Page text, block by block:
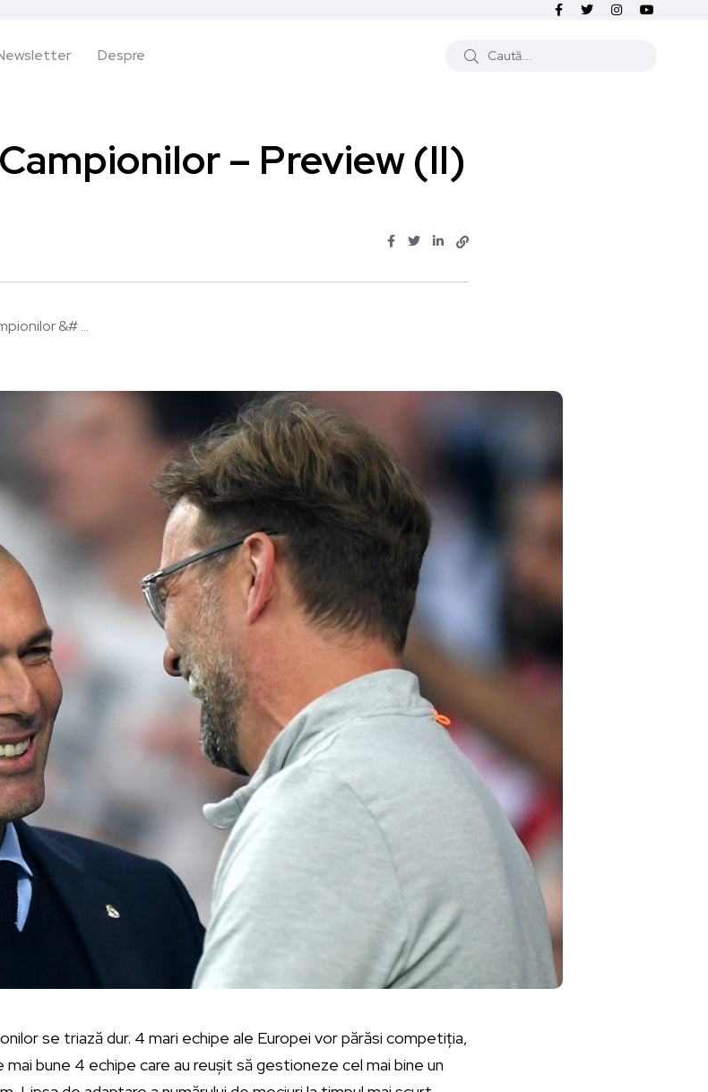
Despre
– Preview (II)
&# ...
se triază dur. 4 mari echipe ale Europei vor părăsi competiția,
bune 4 echipe care au reușit să gestioneze cel mai bine un